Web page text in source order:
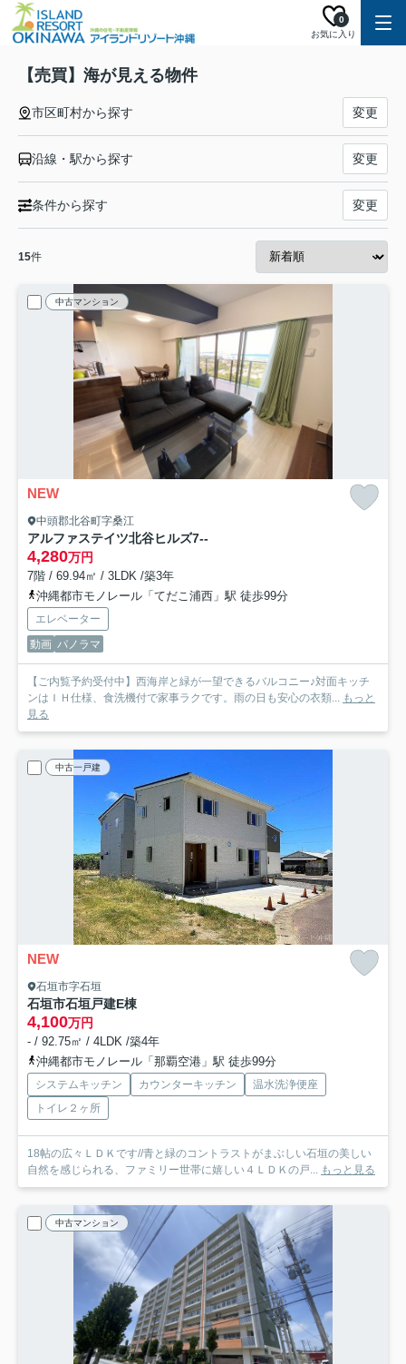
お気に入り
0
【売買】海が見える物件
市区町村から探す 変更
沿線・駅から探す 変更
条件から探す 変更
15件
中古マンション
NEW
中頭郡北谷町字桑江
アルファステイツ北谷ヒルズ7--
4,280万円
7階 / 69.94㎡ / 3LDK /築3年
沖縄都市モノレール「てだこ浦西」駅 徒歩99分
エレベーター
動画 パノラマ
【ご内覧予約受付中】西海岸と緑が一望できるバルコニー♪対面キッチ
ンはＩＨ仕様、食洗機付で家事ラクです。雨の日も安心の衣類... もっと
見る
中古一戸建
NEW
石垣市字石垣
石垣市石垣戸建E棟
4,100万円
- / 92.75㎡ / 4LDK /築4年
沖縄都市モノレール「那覇空港」駅 徒歩99分
システムキッチン カウンターキッチン
温水洗浄便座
トイレ２ヶ所
18帖の広々ＬＤＫです//青と緑のコントラストがまぶしい石垣の美しい
自然を感じられる、ファミリー世帯に嬉しい４ＬＤＫの戸... もっと見る
中古マンション